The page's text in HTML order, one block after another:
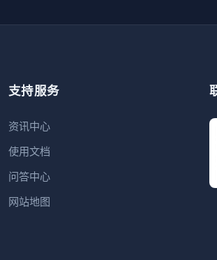
支持服务
资讯中心
使用文档
问答中心
网站地图